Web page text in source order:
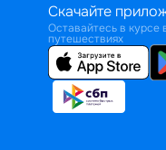
Скачайте
Оставайтесь в курсе
путешествиях